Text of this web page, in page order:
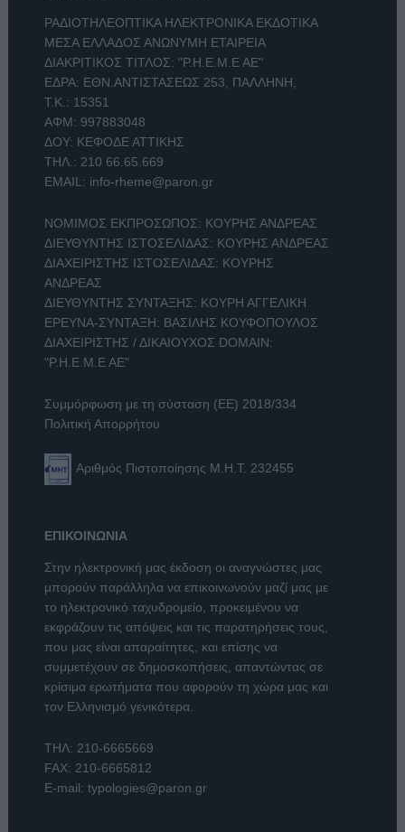
ΡΑΔΙΟΤΗΛΕΟΠΤΙΚΑ ΗΛΕΚΤΡΟΝΙΚΑ ΕΚΔΟΤΙΚΑ
ΜΕΣΑ ΕΛΛΑΔΟΣ ΑΝΩΝΥΜΗ ΕΤΑΙΡΕΙΑ
ΔΙΑΚΡΙΤΙΚΟΣ ΤΙΤΛΟΣ: "Ρ.Η.Ε.Μ.Ε ΑΕ"
ΕΔΡΑ: ΕΘΝ.ΑΝΤΙΣΤΑΣΕΩΣ 253, ΠΑΛΛΗΝΗ,
Τ.Κ.: 15351
ΑΦΜ: 997883048
ΔΟΥ: ΚΕΦΟΔΕ ΑΤΤΙΚΗΣ
ΤΗΛ.: 210 66.65.669
EMAIL: info-rheme@paron.gr
ΝΟΜΙΜΟΣ ΕΚΠΡΟΣΩΠΟΣ: ΚΟΥΡΗΣ ΑΝΔΡΕΑΣ
ΔΙΕΥΘΥΝΤΗΣ ΙΣΤΟΣΕΛΙΔΑΣ: ΚΟΥΡΗΣ ΑΝΔΡΕΑΣ
ΔΙΑΧΕΙΡΙΣΤΗΣ ΙΣΤΟΣΕΛΙΔΑΣ: ΚΟΥΡΗΣ
ΑΝΔΡΕΑΣ
ΔΙΕΥΘΥΝΤΗΣ ΣΥΝΤΑΞΗΣ: ΚΟΥΡΗ ΑΓΓΕΛΙΚΗ
ΕΡΕΥΝΑ-ΣΥΝΤΑΞΗ: ΒΑΣΙΛΗΣ ΚΟΥΦΟΠΟΥΛΟΣ
ΔΙΑΧΕΙΡΙΣΤΗΣ / ΔΙΚΑΙΟΥΧΟΣ DOMAIN:
"Ρ.Η.Ε.Μ.Ε ΑΕ"
Συμμόρφωση με τη σύσταση (ΕΕ) 2018/334
Πολιτική Απορρήτου
Αριθμός Πιστοποίησης Μ.Η.Τ. 232455
ΕΠΙΚΟΙΝΩΝΙΑ
Στην ηλεκτρονική μας έκδοση οι αναγνώστες μας
μπορούν παράλληλα να επικοινωνούν μαζί μας με
το ηλεκτρονικό ταχυδρομείο, προκειμένου να
εκφράζουν τις απόψεις και τις παρατηρήσεις τους,
που μας είναι απαραίτητες, και επίσης να
συμμετέχουν σε δημοσκοπήσεις, απαντώντας σε
κρίσιμα ερωτήματα που αφορούν τη χώρα μας και
τον Ελληνισμό γενικότερα.
ΤΗΛ: 210-6665669
FAX: 210-6665812
E-mail: typologies@paron.gr